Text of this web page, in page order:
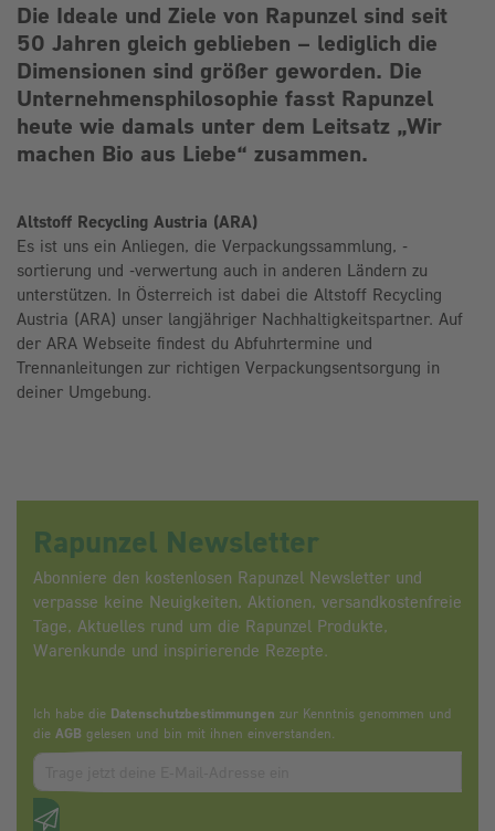
Die Ideale und Ziele von Rapunzel sind seit
50 Jahren gleich geblieben – lediglich die
Dimensionen sind größer geworden. Die
Unternehmensphilosophie fasst Rapunzel
heute wie damals unter dem Leitsatz „Wir
machen Bio aus Liebe“ zusammen.
Altstoff Recycling Austria (ARA)
Es ist uns ein Anliegen, die Verpackungssammlung, -
sortierung und -verwertung auch in anderen Ländern zu
unterstützen. In Österreich ist dabei die Altstoff Recycling
Austria (ARA) unser langjähriger Nachhaltigkeitspartner. Auf
der ARA Webseite findest du Abfuhrtermine und
Trennanleitungen zur richtigen Verpackungsentsorgung in
deiner Umgebung.
Rapunzel Newsletter
Abonniere den kostenlosen Rapunzel Newsletter und
verpasse keine Neuigkeiten, Aktionen, versandkostenfreie
Tage, Aktuelles rund um die Rapunzel Produkte,
Warenkunde und inspirierende Rezepte.
Ich habe die Datenschutzbestimmungen zur Kenntnis genommen und
die AGB gelesen und bin mit ihnen einverstanden.
Zum abbonieren des Newsletters, bitte E-Mail Adresse